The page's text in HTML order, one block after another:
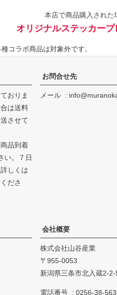
本店で商品購入された
オリジナルステッカー
コラボ商品は対象外です。
おりま
は送料
させて
品到着
い。７日
しくは
ださ
お問合せ先
メール
会社概要
株式会社山谷産業
955-0053
新潟県三条市北入蔵2-2-
電話番号 0256-38-